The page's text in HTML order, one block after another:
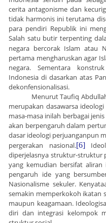
cerita antagonisme dan
tidak harmonis ini terutama
para pendiri Republik ini
Salah satu butir terpenting
negara bercorak Islam atau
pertama mengharuskan agar
negara. Sementara
Indonesia di dasarkan atas
dekonfensionalisasi.
Menurut Taufiq Abdullah,
merupakan dasawarsa
masa-masa inilah berbagai
akan berpengaruh dalam
dasar ideologi perjuanganpun
pergerakan nasional.[6]
diperjelasnya struktur-struktur
yang kemudian bersifat
pengaruh ide yang
Nasionalisme sekuler.
semakin memperkokoh ikatan
maupun keagamaan.
diri dan integrasi kelompok